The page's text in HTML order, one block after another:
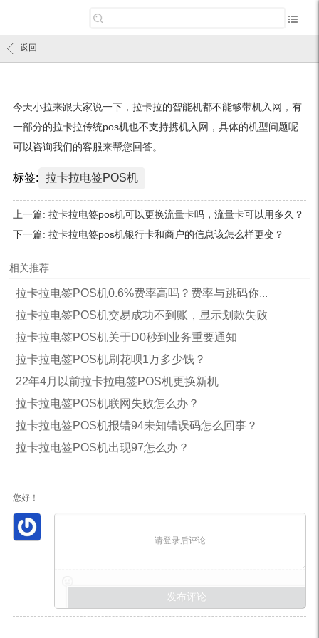
返回
今天小拉来跟大家说一下，拉卡拉的智能机都不能够带机入网，有
一部分的拉卡拉传统pos机也不支持携机入网，具体的机型问题呢
可以咨询我们的客服来帮您回答。
标签: 拉卡拉电签POS机
上一篇: 拉卡拉电签pos机可以更换流量卡吗，流量卡可以用多久？
下一篇: 拉卡拉电签pos机银行卡和商户的信息该怎么样更变？
相关推荐
拉卡拉电签POS机0.6%费率高吗？费率与跳码你...
拉卡拉电签POS机交易成功不到账，显示划款失败
拉卡拉电签POS机关于D0秒到业务重要通知
拉卡拉电签POS机刷花呗1万多少钱？
22年4月以前拉卡拉电签POS机更换新机
拉卡拉电签POS机联网失败怎么办？
拉卡拉电签POS机报错94未知错误码怎么回事？
拉卡拉电签POS机出现97怎么办？
您好！
请登录后评论